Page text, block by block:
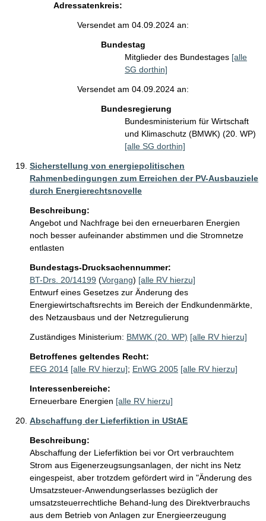
Adressatenkreis:
Versendet am 04.09.2024 an:
Bundestag
Mitglieder des Bundestages [alle
SG dorthin]
Versendet am 04.09.2024 an:
Bundesregierung
Bundesministerium für Wirtschaft
und Klimaschutz (BMWK) (20. WP)
[alle SG dorthin]
Sicherstellung von energiepolitischen
Rahmenbedingungen zum Erreichen der PV-Ausbauziele
durch Energierechtsnovelle
Beschreibung:
Angebot und Nachfrage bei den erneuerbaren Energien
noch besser aufeinander abstimmen und die Stromnetze
entlasten
Bundestags-Drucksachennummer:
BT-Drs. 20/14199 (Vorgang) [alle RV hierzu]
Entwurf eines Gesetzes zur Änderung des
Energiewirtschaftsrechts im Bereich der Endkundenmärkte,
des Netzausbaus und der Netzregulierung
Zuständiges Ministerium: BMWK (20. WP) [alle RV hierzu]
Betroffenes geltendes Recht:
EEG 2014 [alle RV hierzu]; EnWG 2005 [alle RV hierzu]
Interessenbereiche:
Erneuerbare Energien [alle RV hierzu]
Abschaffung der Lieferfiktion in UStAE
Beschreibung:
Abschaffung der Lieferfiktion bei vor Ort verbrauchtem
Strom aus Eigenerzeugsungsanlagen, der nicht ins Netz
eingespeist, aber trotzdem gefördert wird in "Änderung des
Umsatzsteuer-Anwendungserlasses bezüglich der
umsatzsteuerrechtliche Behand-lung des Direktverbrauchs
aus dem Betrieb von Anlagen zur Energieerzeugung